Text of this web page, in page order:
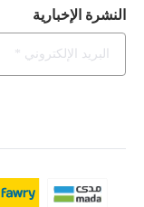
النشرة الإخبارية